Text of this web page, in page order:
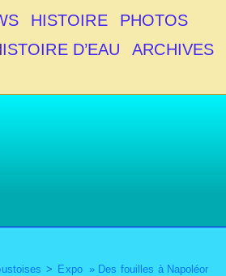
HISTOIRE
PHOTOS
D’EAU ARCHIVES
> Expo » Des fouilles à Napoléon –